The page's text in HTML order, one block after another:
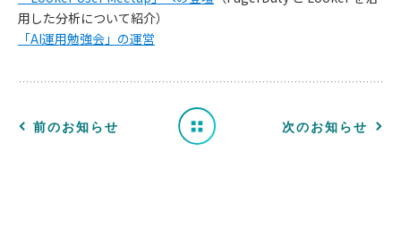
用した分析について紹介）
「AI運用勉強会」の運営
前のお知らせ
せ
一 次のお知らせ